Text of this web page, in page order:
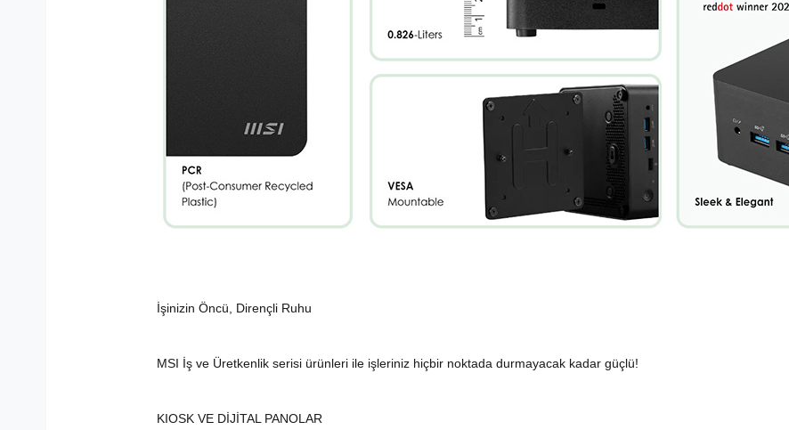
İşinizin Öncü, Dirençli Ruhu
MSI İş ve Üretkenlik serisi ürünleri ile işleriniz hiçbir noktada durmayacak kadar güçlü!
KIOSK VE DİJİTAL PANOLAR